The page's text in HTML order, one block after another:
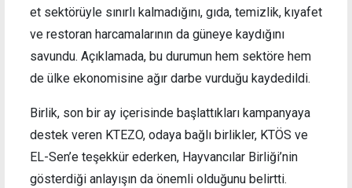
et sektörüyle sınırlı kalmadığını, gıda, temizlik, kıyafet
ve restoran harcamalarının da güneye kaydığını
savundu. Açıklamada, bu durumun hem sektöre hem
de ülke ekonomisine ağır darbe vurduğu kaydedildi.
Birlik, son bir ay içerisinde başlattıkları kampanyaya
destek veren KTEZO, odaya bağlı birlikler, KTÖS ve
EL-Sen’e teşekkür ederken, Hayvancılar Birliği’nin
gösterdiği anlayışın da önemli olduğunu belirtti.